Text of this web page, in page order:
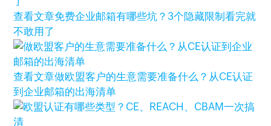
查看文章免费企业邮箱有哪些坑？3个隐藏限制看完就
不敢用了
查看文章做欧盟客户的生意需要准备什么？从CE认证
到企业邮箱的出海清单